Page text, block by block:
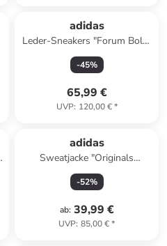
adidas
Leder-Sneakers "Forum Bold"
in Weiß
-45%
65,99 €
UVP: 120,00 €*
adidas
Sweatjacke "Originals
Adicolor Satin" in Dunkelblau
-52%
ab: 39,99 €
UVP: 85,00 €*